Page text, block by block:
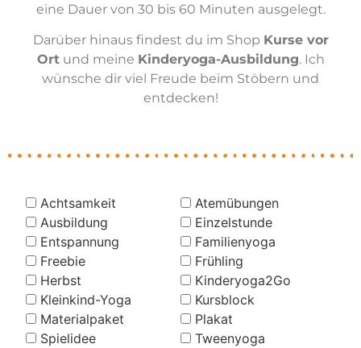
eine Dauer von 30 bis 60 Minuten ausgelegt.
Darüber hinaus findest du im Shop Kurse vor
Ortund meine Kinderyoga-Ausbildung. Ich
wünsche dir viel Freude beim Stöbern und
entdecken!
Achtsamkeit
Atemübungen
Ausbildung
Einzelstunde
Entspannung
Familienyoga
Freebie
Frühling
Herbst
Kinderyoga2Go
Kleinkind-Yoga
Kursblock
Materialpaket
Plakat
Spielidee
Tweenyoga